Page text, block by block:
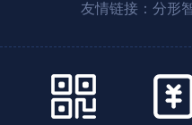
友情链接： 分形